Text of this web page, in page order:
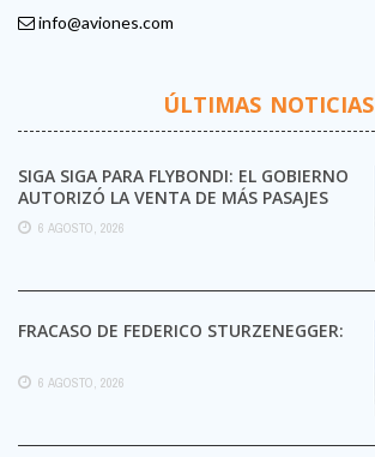
info@aviones.com
ÚLTIMAS NOTICIAS
SIGA SIGA PARA FLYBONDI: EL GOBIERNO
AUTORIZÓ LA VENTA DE MÁS PASAJES
6 AGOSTO, 2026
FRACASO DE FEDERICO STURZENEGGER:
6 AGOSTO, 2026